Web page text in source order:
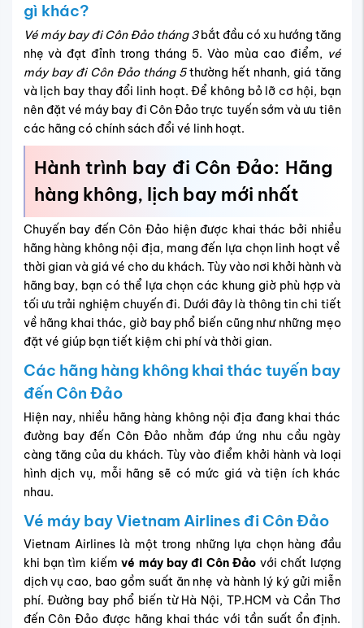
gì khác?
Vé máy bay đi Côn Đảo tháng 3bắt đầu có xu hướng tăng
nhẹ và đạt đỉnh trong tháng 5. Vào mùa cao điểm, vé
máy bay đi Côn Đảo tháng 5thường hết nhanh, giá tăng
và lịch bay thay đổi linh hoạt. Để không bỏ lỡ cơ hội, bạn
nên đặt vé máy bay đi Côn Đảo trực tuyến sớm và ưu tiên
các hãng có chính sách đổi vé linh hoạt.
Hành trình bay đi Côn Đảo: Hãng
hàng không, lịch bay mới nhất
Chuyến bay đến Côn Đảo hiện được khai thác bởi nhiều
hãng hàng không nội địa, mang đến lựa chọn linh hoạt về
thời gian và giá vé cho du khách. Tùy vào nơi khởi hành và
hãng bay, bạn có thể lựa chọn các khung giờ phù hợp và
tối ưu trải nghiệm chuyến đi. Dưới đây là thông tin chi tiết
về hãng khai thác, giờ bay phổ biến cũng như những mẹo
đặt vé giúp bạn tiết kiệm chi phí và thời gian.
Các hãng hàng không khai thác tuyến bay
đến Côn Đảo
Hiện nay, nhiều hãng hàng không nội địa đang khai thác
đường bay đến Côn Đảo nhằm đáp ứng nhu cầu ngày
càng tăng của du khách. Tùy vào điểm khởi hành và loại
hình dịch vụ, mỗi hãng sẽ có mức giá và tiện ích khác
nhau.
Vé máy bay Vietnam Airlines đi Côn Đảo
Vietnam Airlines là một trong những lựa chọn hàng đầu
khi bạn tìm kiếmvé máy bay đi Côn Đảo với chất lượng
dịch vụ cao, bao gồm suất ăn nhẹ và hành lý ký gửi miễn
phí. Đường bay phổ biến từ Hà Nội, TP.HCM và Cần Thơ
đến Côn Đảo được hãng khai thác với tần suất ổn định.